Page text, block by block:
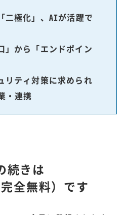
二極化」、AIが活躍で
」から「エンドポイン
リティ対策に求められ
・連携
続きは
全無料）です